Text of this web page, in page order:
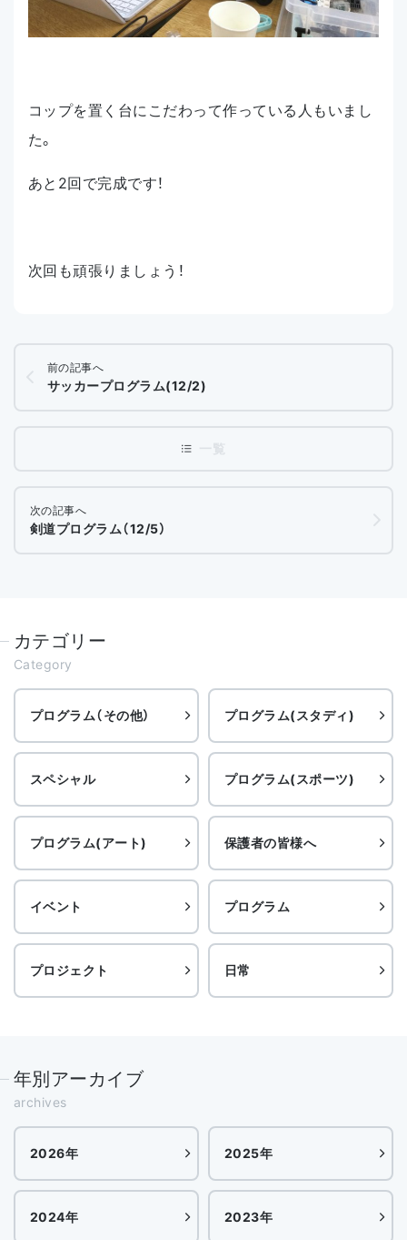
コップを置く台にこだわって作っている人もいまし
た。
あと2回で完成です！
次回も頑張りましょう！
前の記事へ
サッカープログラム(12/2)
次の記事へ
剣道プログラム（12/5）
カテゴリー
Category
プログラム（その他） プログラム(スタディ)
スペシャル プログラム(スポーツ)
プログラム(アート) 保護者の皆様へ
イベント プログラム
プロジェクト 日常
年別アーカイブ
archives
2026年 2025年
2024年 2023年